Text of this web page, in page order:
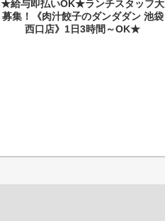
★給与即払いOK★ランチスタッフ大
募集！《肉汁餃子のダンダダン 池袋
西口店》1日3時間～OK★